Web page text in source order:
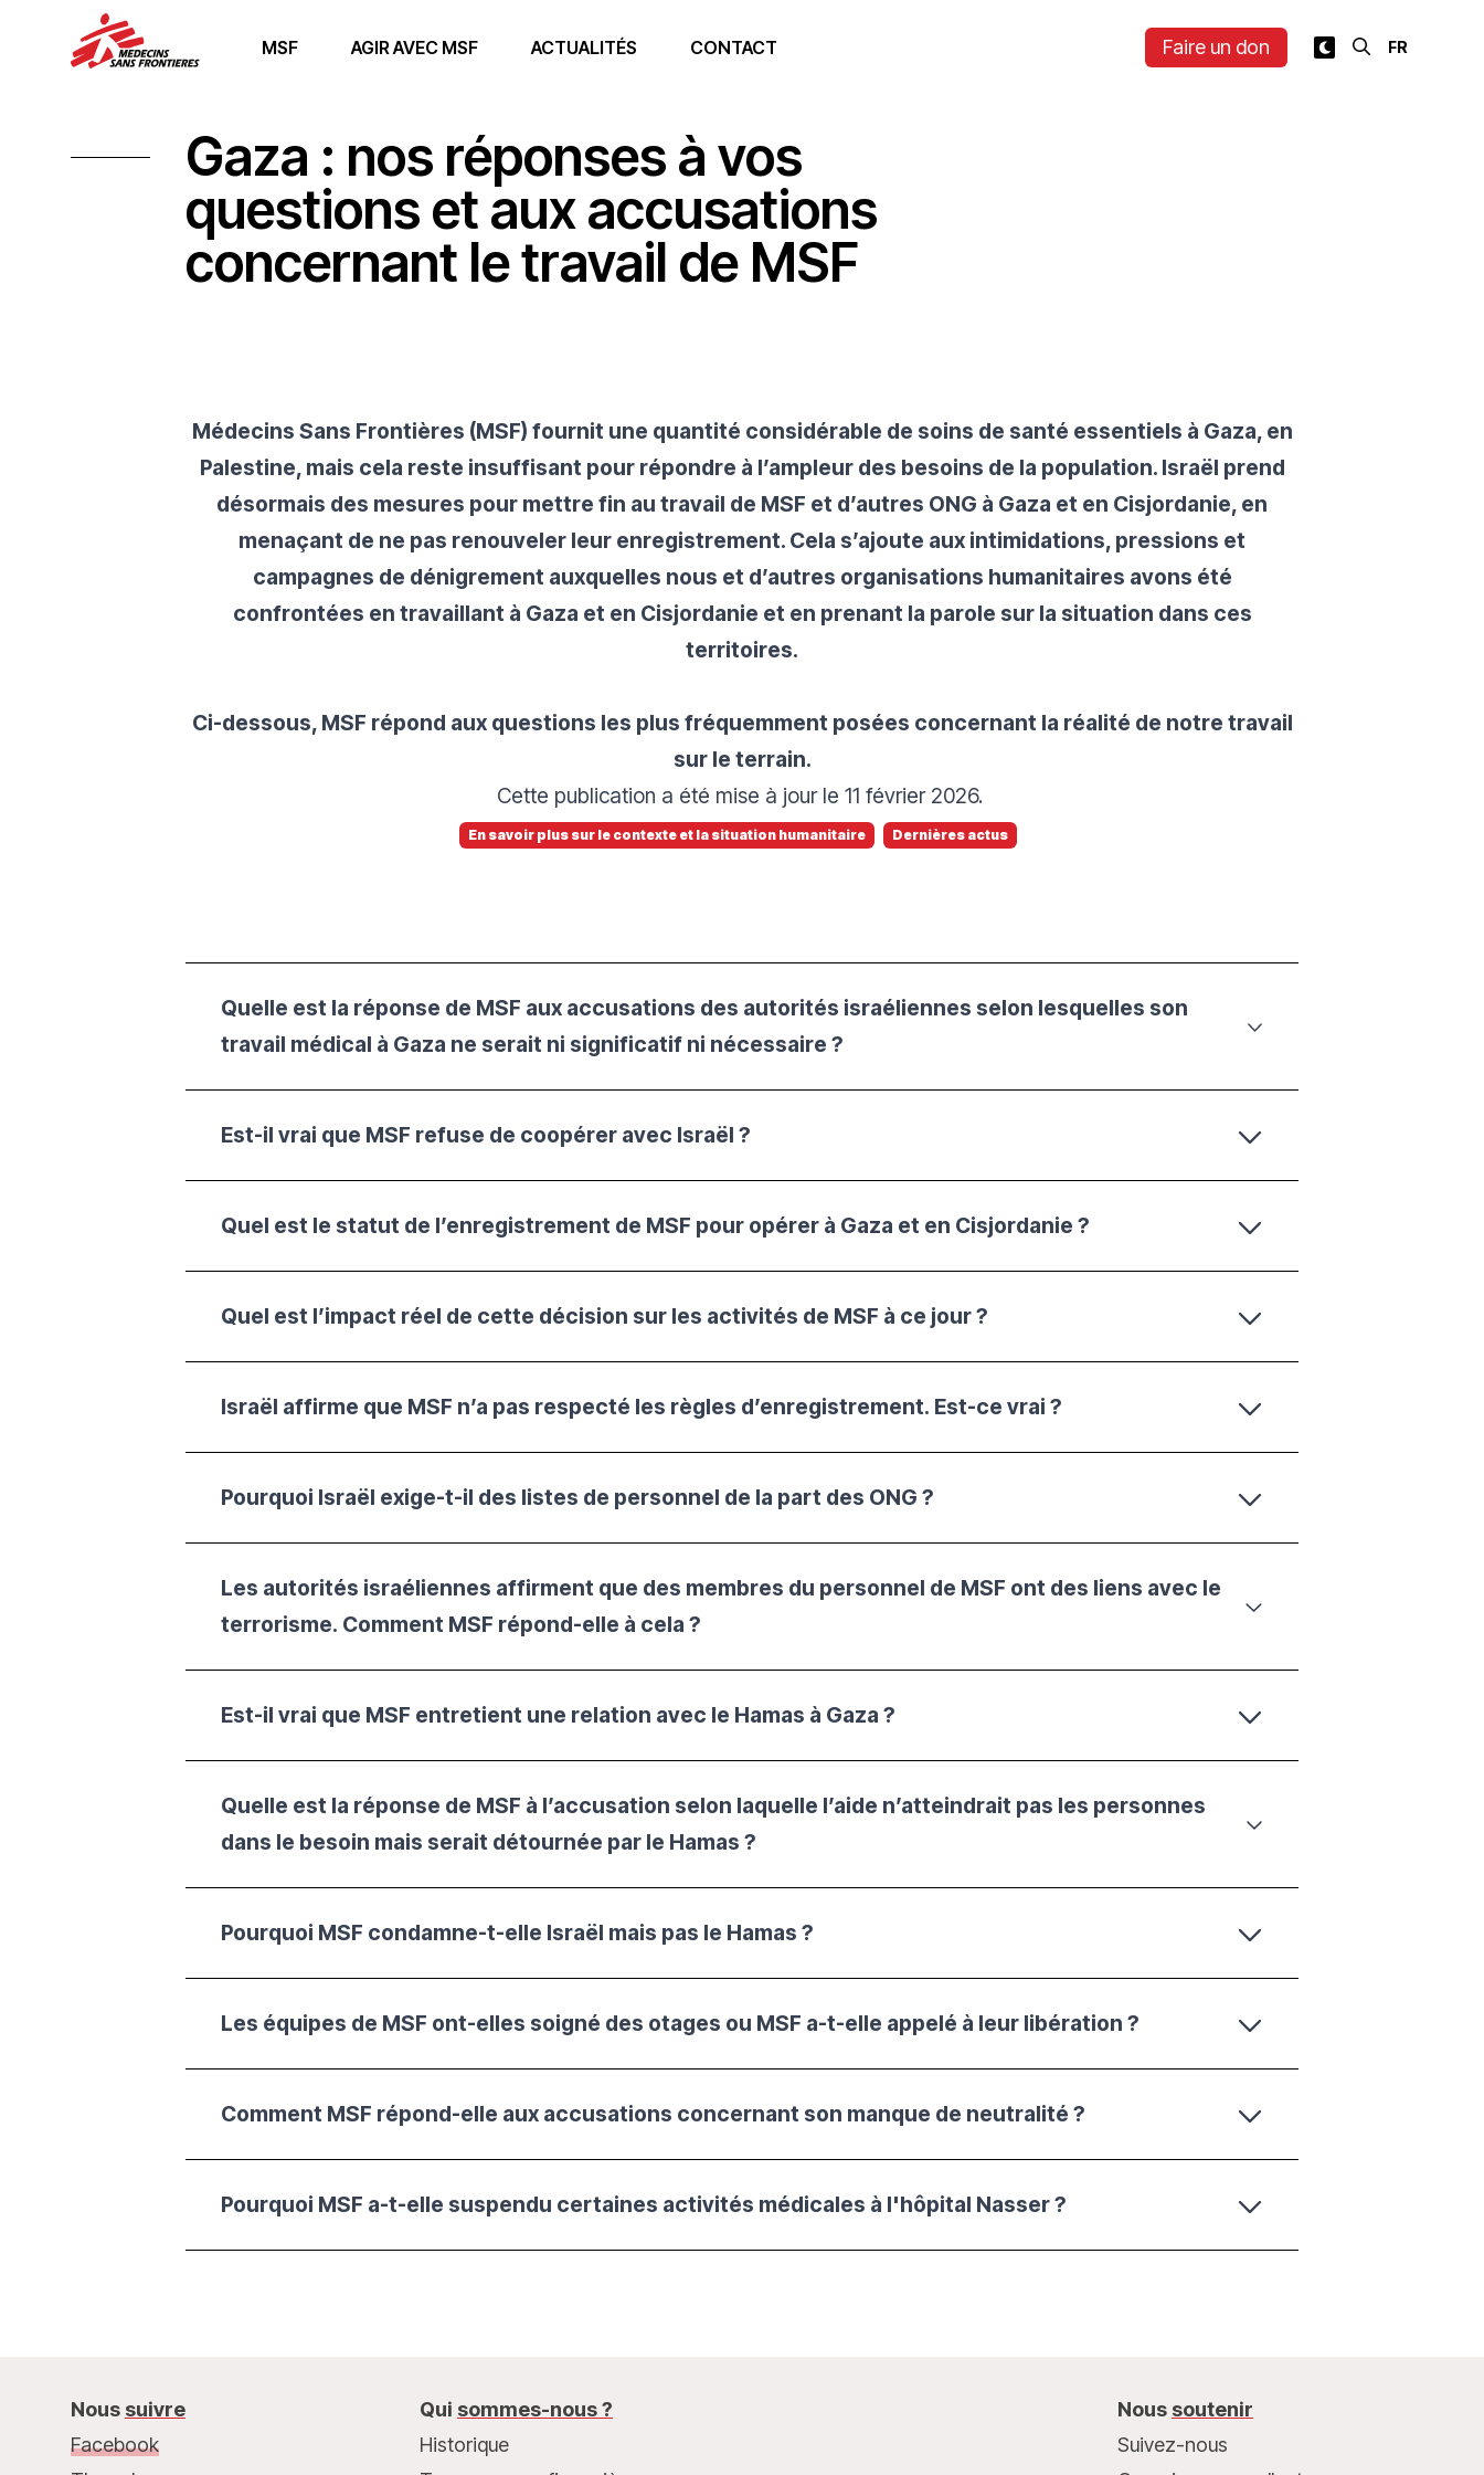
MSF AGIR AVEC MSF ACTUALITÉS CONTACT Faire un don
Gaza : nos réponses à vos
questions et aux accusations
concernant le travail de MSF
Médecins Sans Frontières (MSF) fournit une quantité considérable de soins de santé essentiels à Gaza, en
Palestine, mais cela reste insuffisant pour répondre à l’ampleur des besoins de la population. Israël prend
désormais des mesures pour mettre fin au travail de MSF et d’autres ONG à Gaza et en Cisjordanie, en
menaçant de ne pas renouveler leur enregistrement. Cela s’ajoute aux intimidations, pressions et
campagnes de dénigrement auxquelles nous et d’autres organisations humanitaires avons été
confrontées en travaillant à Gaza et en Cisjordanie et en prenant la parole sur la situation dans ces
territoires.
Ci-dessous, MSF répond aux questions les plus fréquemment posées concernant la réalité de notre travail
sur le terrain.
Cette publication a été mise à jour le 11 février 2026.
En savoir plus sur le contexte et la situation humanitaire Dernières actus
Quelle est la réponse de MSF aux accusations des autorités israéliennes selon lesquelles son
travail médical à Gaza ne serait ni significatif ni nécessaire ?
Est-il vrai que MSF refuse de coopérer avec Israël ?
Quel est le statut de l’enregistrement de MSF pour opérer à Gaza et en Cisjordanie ?
Quel est l’impact réel de cette décision sur les activités de MSF à ce jour ?
Israël affirme que MSF n’a pas respecté les règles d’enregistrement. Est-ce vrai ?
Pourquoi Israël exige-t-il des listes de personnel de la part des ONG ?
Les autorités israéliennes affirment que des membres du personnel de MSF ont des liens avec le
terrorisme. Comment MSF répond-elle à cela ?
Est-il vrai que MSF entretient une relation avec le Hamas à Gaza ?
Quelle est la réponse de MSF à l’accusation selon laquelle l’aide n’atteindrait pas les personnes
dans le besoin mais serait détournée par le Hamas ?
Pourquoi MSF condamne-t-elle Israël mais pas le Hamas ?
Les équipes de MSF ont-elles soigné des otages ou MSF a-t-elle appelé à leur libération ?
Comment MSF répond-elle aux accusations concernant son manque de neutralité ?
Pourquoi MSF a-t-elle suspendu certaines activités médicales à l'hôpital Nasser ?
Nous suivre
Facebook
Qui sommes-nous ?
Historique
Nous soutenir
Suivez-nous